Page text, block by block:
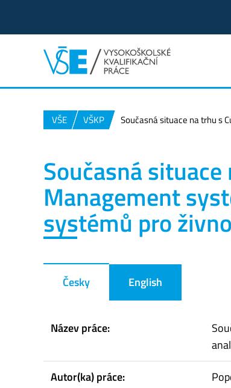
VŠE VŠKP Současná situace na trhu s
Současná
Management
systémů pro
Česky English
Název práce:
Autor(ka) práce: